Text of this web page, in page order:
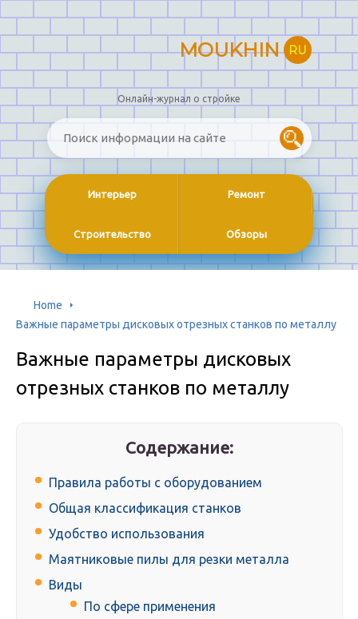
MOUKHIN RU
Онлайн-журнал о стройке
Интерьер Ремонт
Строительство Обзоры
Home
Важные параметры дисковых отрезных станков по металлу
Важные параметры дисковых
отрезных станков по металлу
Содержание:
Правила работы с оборудованием
Общая классификация станков
Удобство использования
Маятниковые пилы для резки металла
Виды
По сфере применения